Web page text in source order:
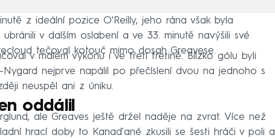
z ideální pozice O'Reilly, jeho rána však byla
v dalším oslabení a ve 33. minutě navýšili své
tečoval kotouč mimo dosah Greavese.
v mdlém výkonu i ve třetí třetině. Blízko gólu byli
Nygard nejprve napálil po přečíslení dvou na jednoho s
neuspěl ani z úniku.
oddálil
ale Greaves ještě držel naděje na zvrat. Více než
hrací doby to Kanaďané zkusili se šesti hráči v poli a